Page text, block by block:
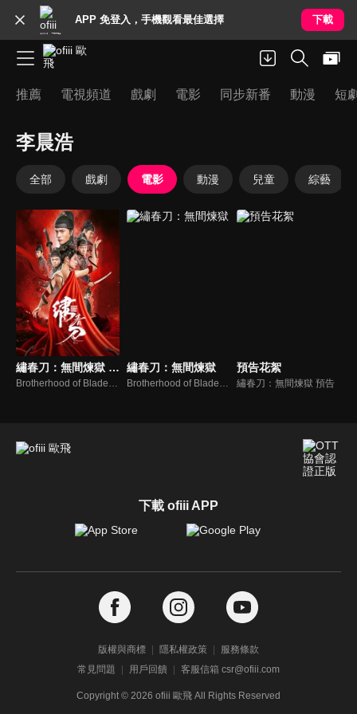
APP 免登入，手機觀看最佳選擇 下載
推薦 電視頻道 戲劇 電影 同步新番 動漫 短
李晨浩
全部 戲劇 電影 動漫 兒童 綜藝
繡春刀：無間煉獄 預告
Brotherhood of Blades 3: The Embroidered Sword
繡春刀：無間煉獄
Brotherhood of Blades 3: The Embroidered Sword
預告花絮
繡春刀：無間煉獄 預告
下載 ofiii APP
版權與商標 隱私權政策
服務條款
常見問題
用戶回饋 客服信箱 csr@ofiii.com
Copyright © 2026 ofiii 歐飛 All Rights Reserved